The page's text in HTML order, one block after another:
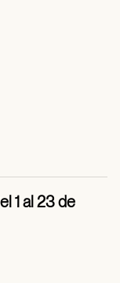
1 al 23 de